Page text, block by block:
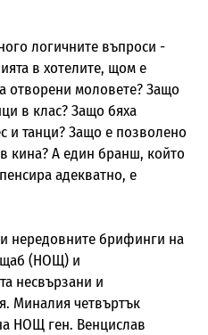
логичните въпроси -
в хотелите, щом е
отворени моловете? Защо
в клас? Защо бяха
и танци? Защо е позволено
кина? А един бранш, който
адекватно, е
нередовните брифинги на
щаб (НОЩ) и
несвързани и
Миналия четвъртък
НОЩ ген. Венцислав